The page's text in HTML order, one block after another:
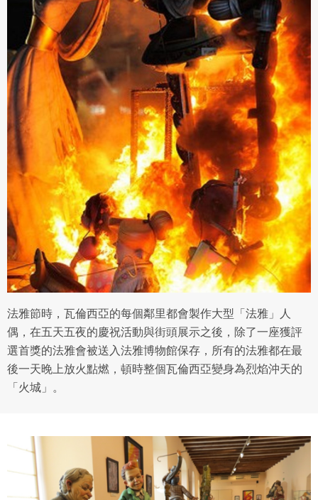
法雅節時，瓦倫西亞的每個鄰里都會製作大型「法雅」人
偶，在五天五夜的慶祝活動與街頭展示之後，除了一座獲評
選首獎的法雅會被送入法雅博物館保存，所有的法雅都在最
後一天晚上放火點燃，頓時整個瓦倫西亞變身為烈焰沖天的
「火城」。